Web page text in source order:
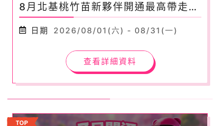
8月北基桃竹苗新夥伴開通最高帶走
$3,500元！
日期 2026/08/01(六) - 08/31(一)
查看詳細資料